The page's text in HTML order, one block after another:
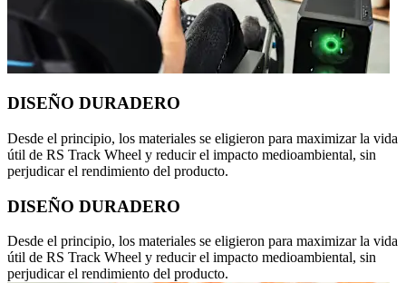
DISEÑO DURADERO
Desde el principio, los materiales se eligieron para maximizar la vida
útil de RS Track Wheel y reducir el impacto medioambiental, sin
perjudicar el rendimiento del producto.
DISEÑO DURADERO
Desde el principio, los materiales se eligieron para maximizar la vida
útil de RS Track Wheel y reducir el impacto medioambiental, sin
perjudicar el rendimiento del producto.